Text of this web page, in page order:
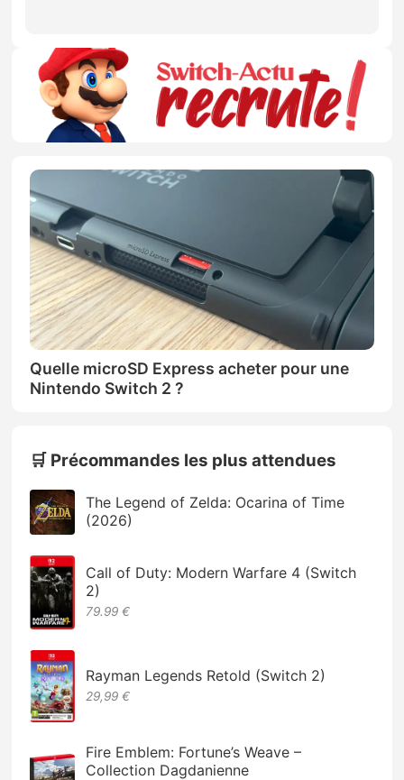
Quelle microSD Express acheter pour une
Nintendo Switch 2 ?
🛒 Précommandes les plus attendues
The Legend of Zelda: Ocarina of Time
(2026)
Call of Duty: Modern Warfare 4 (Switch
2)
79.99 €
Rayman Legends Retold (Switch 2)
29,99 €
Fire Emblem: Fortune’s Weave –
Collection Dagdanienne